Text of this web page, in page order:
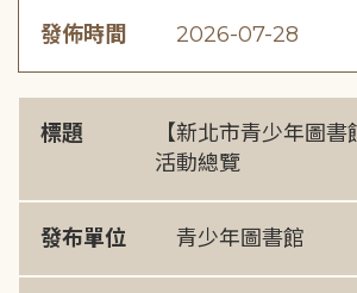
發佈時間 2026-07-28
標題
【新北市青少年圖書
活動總覽
發布單位 青少年圖書館